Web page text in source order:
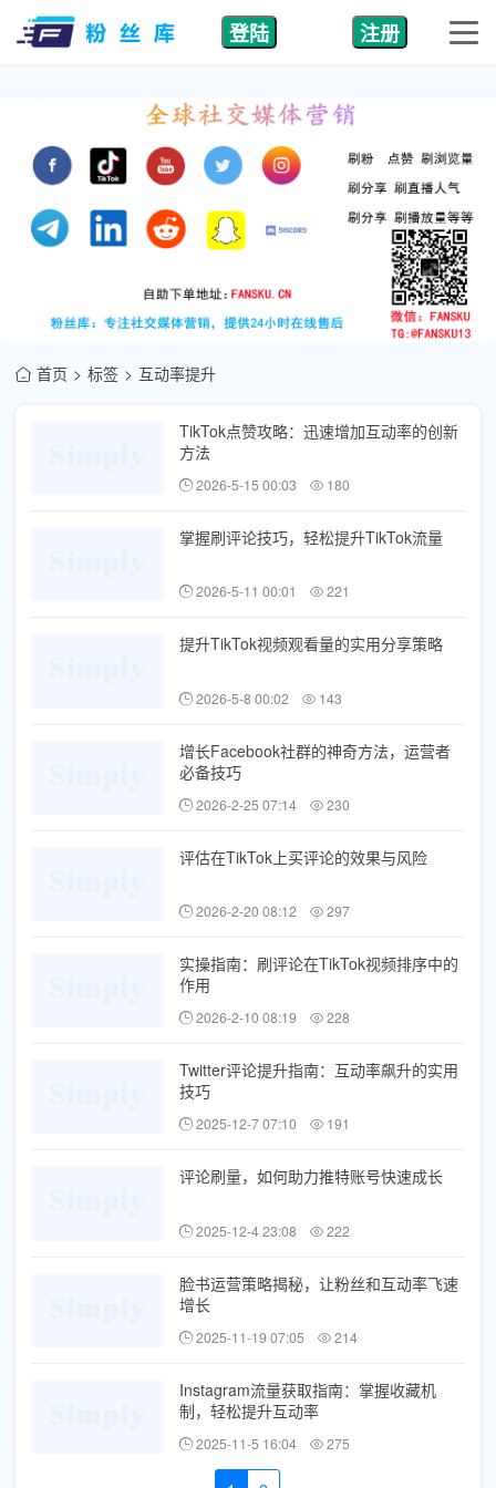
登陆 注册
首页 标签 互动率提升
TikTok点赞攻略：迅速增加互动率的创新
方法
2026-5-15 00:03 180
掌握刷评论技巧，轻松提升TikTok流量
2026-5-11 00:01 221
提升TikTok视频观看量的实用分享策略
2026-5-8 00:02 143
增长Facebook社群的神奇方法，运营者
必备技巧
2026-2-25 07:14 230
评估在TikTok上买评论的效果与风险
2026-2-20 08:12 297
实操指南：刷评论在TikTok视频排序中的
作用
2026-2-10 08:19 228
Twitter评论提升指南：互动率飙升的实用
技巧
2025-12-7 07:10 191
评论刷量，如何助力推特账号快速成长
2025-12-4 23:08 222
脸书运营策略揭秘，让粉丝和互动率飞速
增长
2025-11-19 07:05 214
Instagram流量获取指南：掌握收藏机
制，轻松提升互动率
2025-11-5 16:04 275